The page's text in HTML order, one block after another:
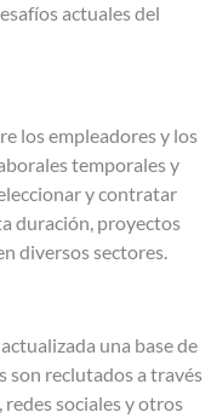
actuales del
los empleadores y los
temporales y
y contratar
duración, proyectos
diversos sectores.
una base de
son reclutados a través
sociales y otros